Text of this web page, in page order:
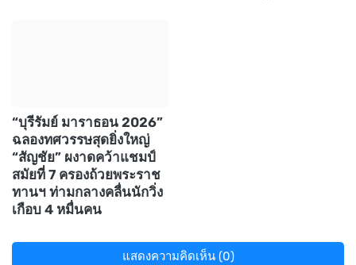
“บุรีรัมย์ มาราธอน 2026”
ฉลองทศวรรษสุดยิ่งใหญ่
“สัญชัย” ผงาดคว้าแชมป์
สมัยที่ 7 ครองถ้วยพระราช
ทานฯ ท่ามกลางคลื่นนักวิ่ง
เกือบ 4 หมื่นคน
แสดงความคิดเห็น (0)